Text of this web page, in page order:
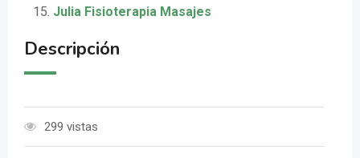
Julia Fisioterapia Masajes
Descripción
299 vistas